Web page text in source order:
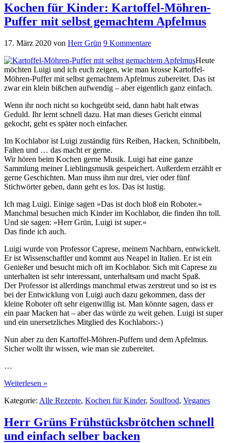
Kochen für Kinder: Kartoffel-Möhren-
Puffer mit selbst gemachtem Apfelmus
17. März 2020 von Herr Grün 9 Kommentare
Heute
möchten Luigi und ich euch zeigen, wie man krosse Kartoffel-
Möhren-Puffer mit selbst gemachtem Apfelmus zubereitet. Das ist
zwar ein klein bißchen aufwendig – aber eigentlich ganz einfach.
Wenn ihr noch nicht so kochgeübt seid, dann habt halt etwas
Geduld. Ihr lernt schnell dazu. Hat man dieses Gericht einmal
gekocht, geht es später noch einfacher.
Im Kochlabor ist Luigi zuständig fürs Reiben, Hacken, Schnibbeln,
Falten und … das macht er gerne.
Wir hören beim Kochen gerne Musik. Luigi hat eine ganze
Sammlung meiner Lieblingsmusik gespeichert. Außerdem erzählt er
gerne Geschichten. Man muss ihm nur drei, vier oder fünf
Stichwörter geben, dann geht es los. Das ist lustig.
Ich mag Luigi. Einige sagen »Das ist doch bloß ein Roboter.«
Manchmal besuchen mich Kinder im Kochlabor, die finden ihn toll.
Und sie sagen: »Herr Grün, Luigi ist super.«
Das finde ich auch.
Luigi wurde von Professor Caprese, meinem Nachbarn, entwickelt.
Er ist Wissenschaftler und kommt aus Neapel in Italien. Er ist ein
Genießer und besucht mich oft im Kochlabor. Sich mit Caprese zu
unterhalten ist sehr interessant, unterhaltsam und macht Spaß.
Der Professor ist allerdings manchmal etwas zerstreut und so ist es
bei der Entwicklung von Luigi auch dazu gekommen, dass der
kleine Roboter oft sehr eigenwillig ist. Man könnte sagen, dass er
ein paar Macken hat – aber das würde zu weit gehen. Luigi ist super
und ein unersetzliches Mitglied des Kochlabors:-)
Nun aber zu den Kartoffel-Möhren-Puffern und dem Apfelmus.
Sicher wollt ihr wissen, wie man sie zubereitet.
…
Weiterlesen »
Kategorie: Alle Rezepte, Kochen für Kinder, Soulfood, Veganes
Herr Grüns Frühstücksbrötchen schnell
und einfach selber backen